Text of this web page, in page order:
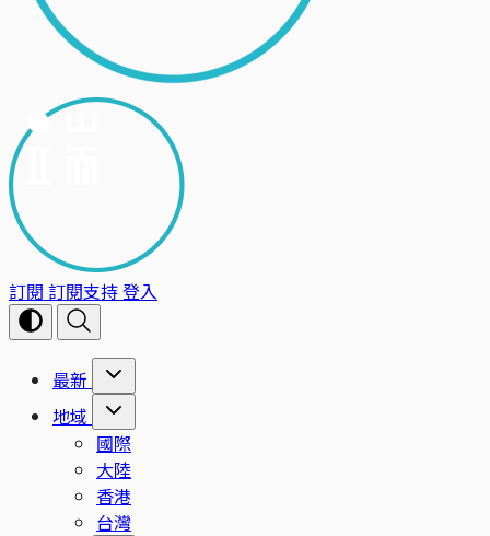
訂閱 訂閱支持登入
最新
地域
國際
大陸
香港
台灣